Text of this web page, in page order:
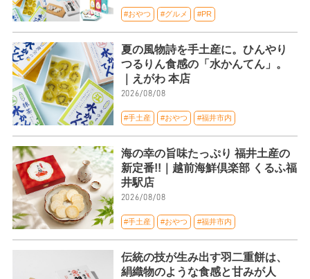
#おやつ #グルメ #PR
夏の風物詩を手土産に。ひんやり
つるりん食感の「水かんてん」。
｜えがわ 本店
2026/08/08
#手土産 #おやつ #福井市内
海の幸の旨味たっぷり 福井土産の
新定番!!｜越前海鮮倶楽部 くるふ福
井駅店
2026/08/08
#手土産 #おやつ #福井市内
伝統の技が生み出す羽二重餅は、
絹織物のような食感と甘みが人